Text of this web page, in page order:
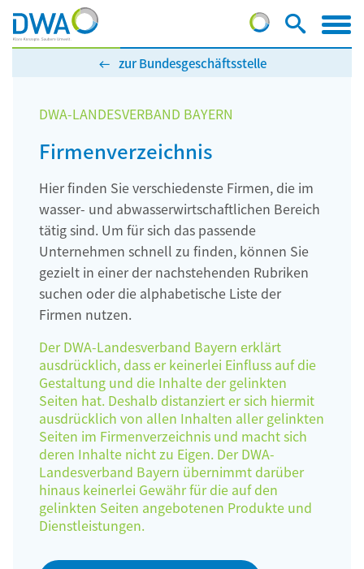
zur Bundesgeschäftsstelle
DWA-LANDESVERBAND BAYERN
Firmenverzeichnis
Hier finden Sie verschiedenste Firmen, die im
wasser- und abwasserwirtschaftlichen Bereich
tätig sind. Um für sich das passende
Unternehmen schnell zu finden, können Sie
gezielt in einer der nachstehenden Rubriken
suchen oder die alphabetische Liste der
Firmen nutzen.
Der DWA-Landesverband Bayern erklärt
ausdrücklich, dass er keinerlei Einfluss auf die
Gestaltung und die Inhalte der gelinkten
Seiten hat. Deshalb distanziert er sich hiermit
ausdrücklich von allen Inhalten aller gelinkten
Seiten im Firmenverzeichnis und macht sich
deren Inhalte nicht zu Eigen. Der DWA-
Landesverband Bayern übernimmt darüber
hinaus keinerlei Gewähr für die auf den
gelinkten Seiten angebotenen Produkte und
Dienstleistungen.